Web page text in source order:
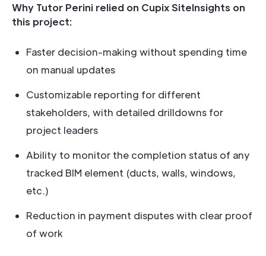
Why Tutor Perini relied on Cupix SiteInsights on
this project:
Faster decision-making without spending time
on manual updates
Customizable reporting for different
stakeholders, with detailed drilldowns for
project leaders
Ability to monitor the completion status of any
tracked BIM element (ducts, walls, windows,
etc.)
Reduction in payment disputes with clear proof
of work